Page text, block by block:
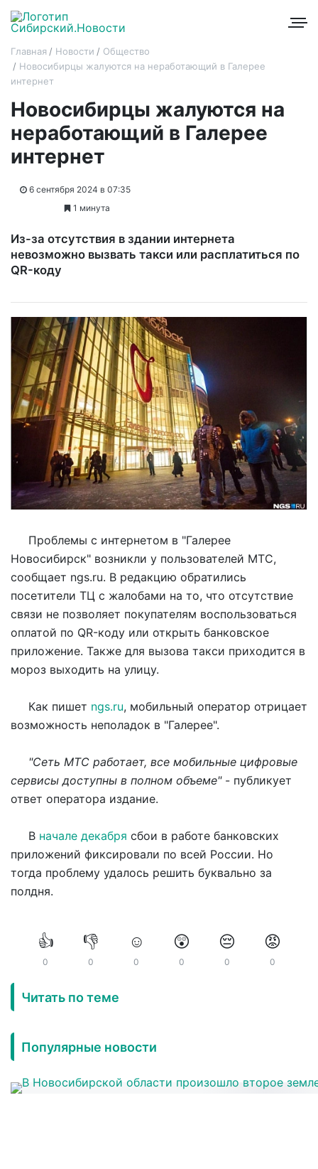
Главная Новости
Общество
Новосибирцы жалуются на неработающий в Галерее
интернет
Новосибирцы жалуются на
неработающий в Галерее
интернет
6 сентября 2024 в 07:35
1 минута
Из-за отсутствия в здании интернета
невозможно вызвать такси или расплатиться по
QR-коду
Проблемы с интернетом в "Галерее
Новосибирск" возникли у пользователей МТС,
сообщает ngs.ru. В редакцию обратились
посетители ТЦ с жалобами на то, что отсутствие
связи не позволяет покупателям воспользоваться
оплатой по QR-коду или открыть банковское
приложение. Также для вызова такси приходится в
мороз выходить на улицу.
Как пишет ngs.ru, мобильный оператор отрицает
возможность неполадок в "Галерее".
"Сеть МТС работает, все мобильные цифровые
сервисы доступны в полном объеме"- публикует
ответ оператора издание.
В начале декабря сбои в работе банковских
приложений фиксировали по всей России. Но
тогда проблему удалось решить буквально за
полдня.
👍
0
👎
0
☺️
0
😲
0
😔
0
😡
0
Читать по теме
Популярные новости